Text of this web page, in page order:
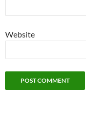
Website